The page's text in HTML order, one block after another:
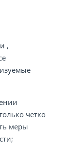
,
четко
меры